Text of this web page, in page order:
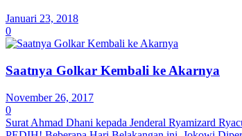
Januari 23, 2018
0
Saatnya Golkar Kembali ke Akarnya
November 26, 2017
0
Surat Ahmad Dhani kepada Jenderal Ryamizard